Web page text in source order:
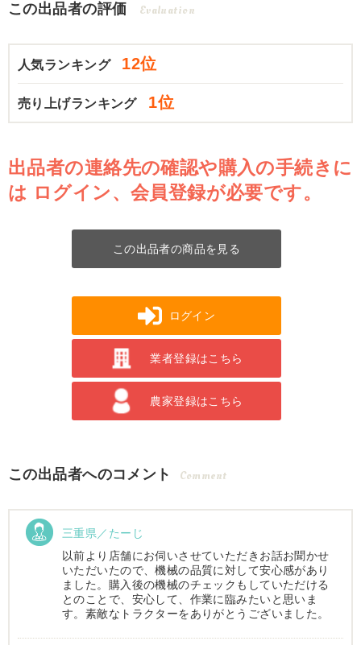
この出品者の評価 Evaluation
人気ランキング 12位
売り上げランキング 1位
出品者の連絡先の確認や購入の手続きに
は ログイン、会員登録が必要です。
この出品者の商品を見る
ログイン
業者登録はこちら
農家登録はこちら
この出品者へのコメント Comment
三重県／たーじ
以前より店舗にお伺いさせていただきお話お聞かせ
いただいたので、機械の品質に対して安心感があり
ました。購入後の機械のチェックもしていただける
とのことで、安心して、作業に臨みたいと思いま
す。素敵なトラクターをありがとうございました。